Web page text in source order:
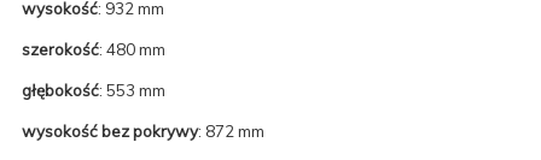
wysokość: 932 mm
szerokość: 480 mm
głębokość: 553 mm
wysokość bez pokrywy: 872 mm